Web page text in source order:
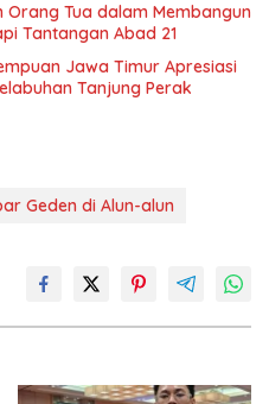
Orang Tua dalam Membangun
Tantangan Abad 21
Jawa Timur Apresiasi
Tanjung Perak
Geden di Alun-alun